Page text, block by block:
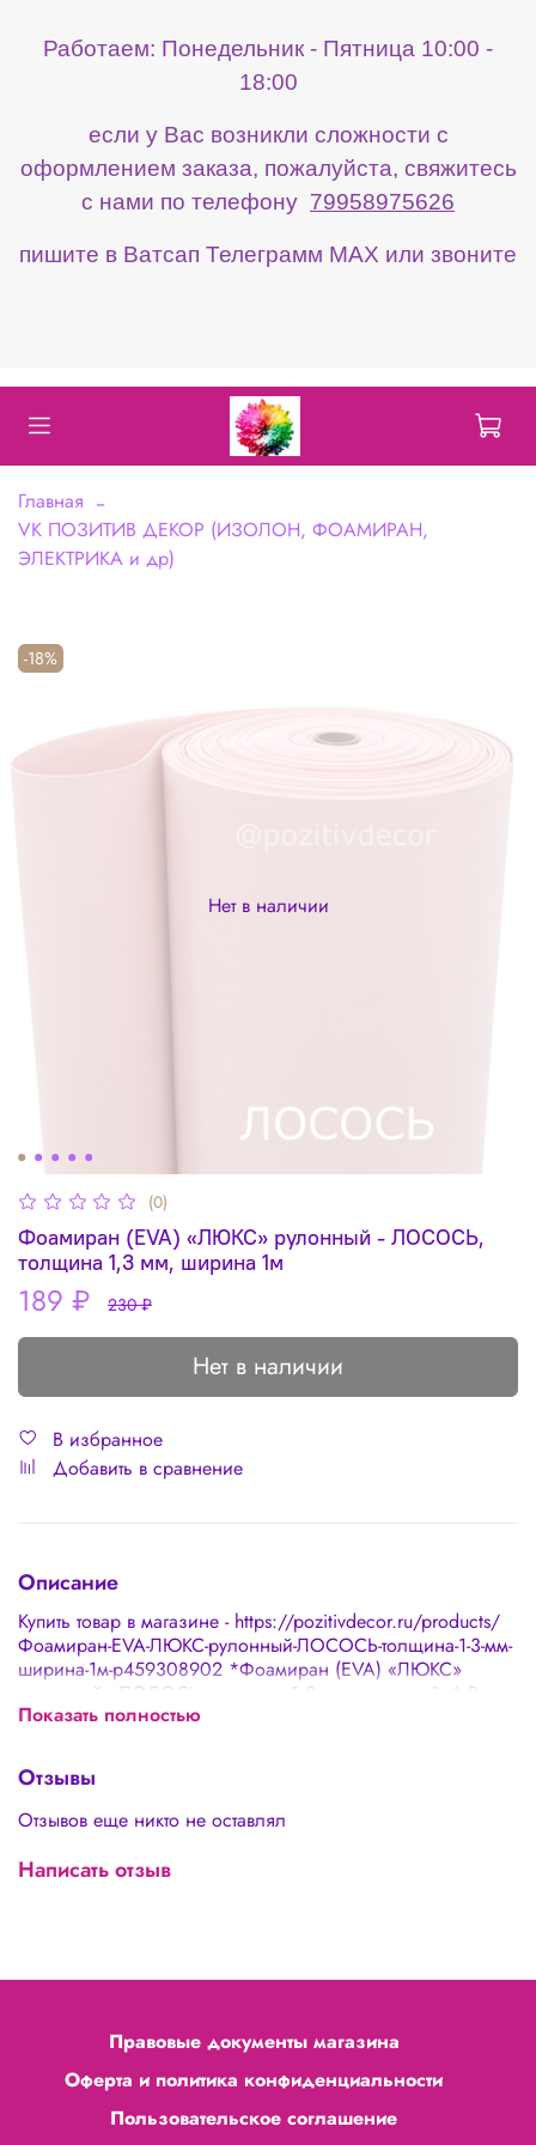
Работаем: Понедельник - Пятница 10:00 -
18:00
если у Вас возникли сложности с
оформлением заказа, пожалуйста, свяжитесь
с нами по телефону 79958975626
пишите в Ватсап Телеграмм МАХ или звоните
Главная
VK ПОЗИТИВ ДЕКОР (ИЗОЛОН, ФОАМИРАН,
ЭЛЕКТРИКА и др)
Нет в наличии
-18%
(0)
Фоамиран (EVA) «ЛЮКС» рулонный - ЛОСОСЬ,
толщина 1,3 мм, ширина 1м
189 ₽ 230 ₽
Нет в наличии
В избранное
Добавить в сравнение
Описание
Купить товар в магазине - https://pozitivdecor.ru/products/
Фоамиран-EVA-ЛЮКС-рулонный-ЛОСОСЬ-толщина-1-3-мм-
ширина-1м-p459308902 *Фоамиран (EVA) «ЛЮКС»
рулонный - ЛОСОСЬ, толщина 1,3 мм, ширина 1м* В
силу специфики производства фоамирана считается
Погрешность в толщине 0,1-0,3 мм 🌸 Может встречаться
одно-два отверстия диаметром до 2-3 мм. Более крупные
отверстия компенсируем добавлением материала равному
диаметру отверстия. 🌸 Может встречаться стыковочный
шов
Показать полностью
Отзывы
Отзывов еще никто не оставлял
Написать отзыв
Правовые документы магазина
Оферта и политика конфиденциальности
Пользовательское соглашение